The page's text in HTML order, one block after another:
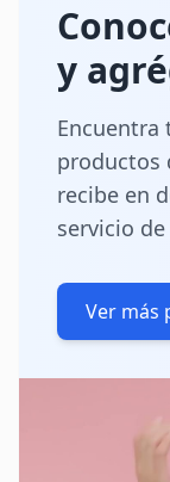
y
Encuentra
productos
recibe en
servicio
Ver más